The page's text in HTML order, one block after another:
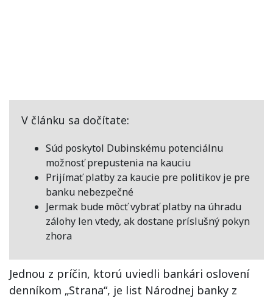
V článku sa dočítate:
Súd poskytol Dubinskému potenciálnu
možnosť prepustenia na kauciu
Prijímať platby za kaucie pre politikov je pre
banku nebezpečné
Jermak bude môcť vybrať platby na úhradu
zálohy len vtedy, ak dostane príslušný pokyn
zhora
Jednou z príčin, ktorú uviedli bankári oslovení
denníkom „Strana“, je list Národnej banky z